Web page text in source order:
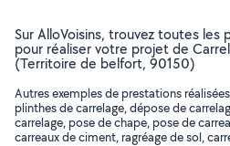
Sur AlloVoisins, trouvez toutes les
pour réaliser votre projet de
(Territoire de belfort, 90150)
Autres exemples de prestations
plinthes de carrelage, dépose de
carrelage, pose de chape, pose de
carreaux de ciment, ragréage de sol,